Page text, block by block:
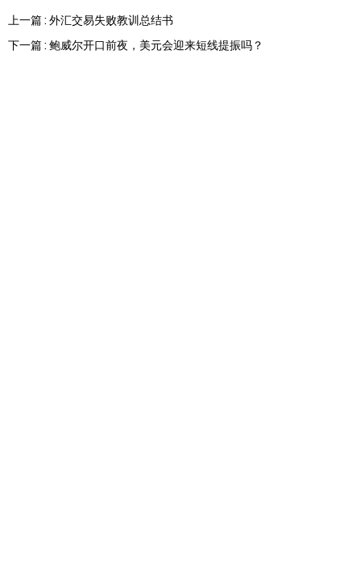
上一篇 : 外汇交易失败教训总结书
下一篇 : 鲍威尔开口前夜，美元会迎来短线提振吗？